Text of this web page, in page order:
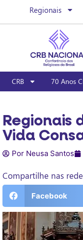
Regionais
CRB 70 Anos
Regionais
Vida
Por Neusa Santos
Compartilhe nas
Facebook